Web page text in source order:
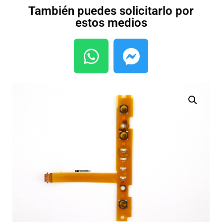
También puedes solicitarlo por
estos medios